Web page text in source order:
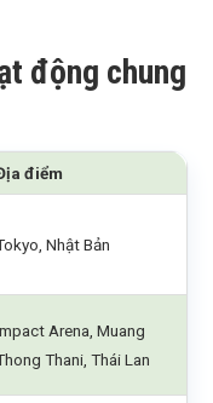
động chung
điểm
Nhật Bản
Arena, Muang
Thani, Thái Lan